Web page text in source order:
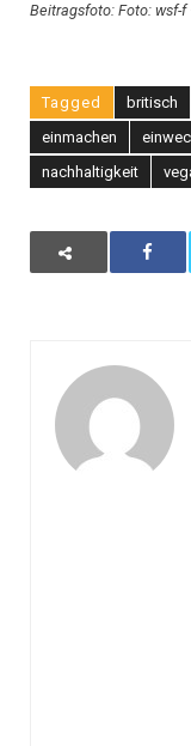
Beitragsfoto: Foto: wsf-
Tagged britisch
einmachen
nachhaltigkeit